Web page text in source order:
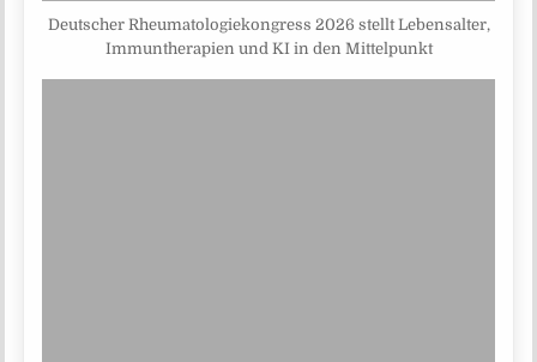
Deutscher Rheumatologiekongress 2026 stellt Lebensalter,
Immuntherapien und KI in den Mittelpunkt